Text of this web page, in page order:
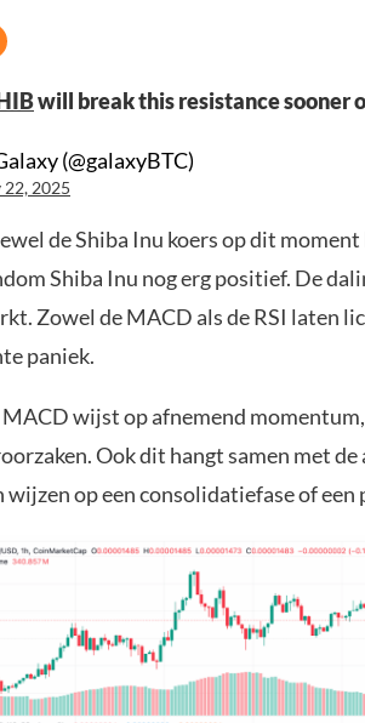
will break this resistance sooner
(@galaxyBTC)
22, 2025
de Shiba Inu koers op dit
Shiba Inu nog erg positief. De
Zowel de MACD als de RSI laten
paniek.
MACD wijst op afnemend
Ook dit hangt samen met
wijzen op een consolidatiefase of een